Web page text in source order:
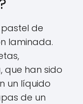
pastel de
laminada.
que han sido
un líquido
de un